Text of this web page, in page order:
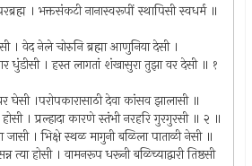
। भक्तसंकटी नानास्वरूपीं स्थापिसी स्वधर्म ॥
। वेद नेले चोरुनि ब्रह्मा आणुनिया देसी ।
धुंडीसी । हस्त लागतां शंखासुरा तुझा वर देसी ॥ १
घेसी ।परोपकारासाठी देवा कांसव झालासी ॥
। प्रल्हादा कारणे स्तंभी नरहरि गुरगुरसी ॥ २ ॥
जासी । भिक्षे स्थळ मागुनी बळिला पाताळी नेसी ॥
होसी । वामनरूप धरूनी बळिच्याद्वारी तिष्ठसी